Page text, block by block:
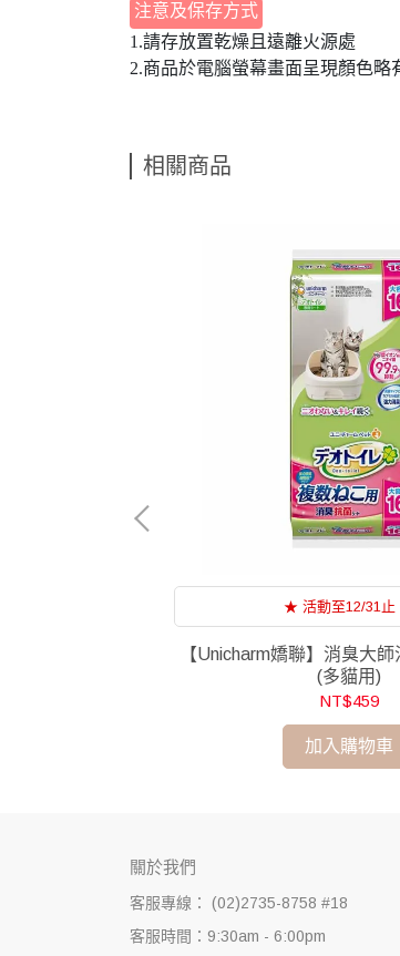
注意及保存方式
1.請存放置乾燥且遠離火源處
2.商品於電腦螢幕畫面呈現顏色略
相關商品
★ 活動至12/31
【Unicharm嬌聯】消臭大
(多貓用)
NT$459
加入購物車
關於我們
客服專線： (02)2735-8758 #18
客服時間：9:30am - 6:00pm